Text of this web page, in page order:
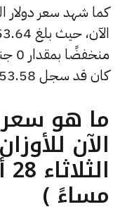
كما شهد سعر دولار
كان قد سجل 53.58 جنيهًا للبيع و 0 جنيهًا للشراء.
الآن
مساءً )